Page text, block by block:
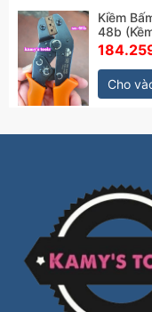
Kiềm
48b
Cho